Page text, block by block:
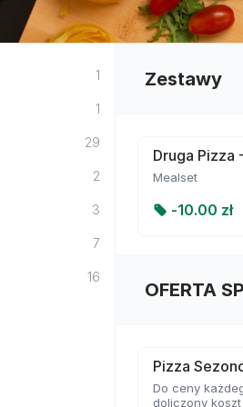
1
1
29
2
3
7
16
Zestawy
Druga Pizza
Mealset
-10.00 zł
OFERTA
Pizza
Do ceny
doliczony